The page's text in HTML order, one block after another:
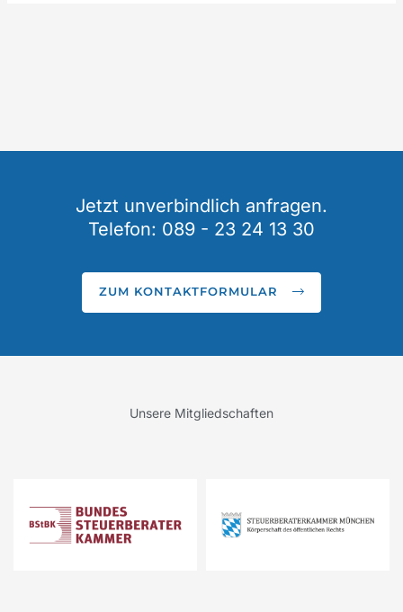
Jetzt unverbindlich anfragen.
Telefon: 089 - 23 24 13 30
ZUM KONTAKTFORMULAR
Unsere Mitgliedschaften